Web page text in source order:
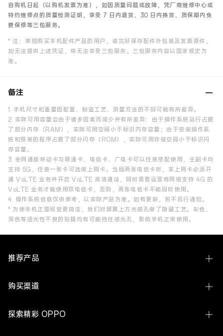
自购机日起（以购机发票为准），如因质量问题或故障，凭厂商维修中心或
特约维修点的质量检测证明，享受 7 日内退货、30 日内换货、质保期内免
费保修等三包服务。
* 注：单独购买手机配件产品的用户，请完好保存配件外包装及发票原件，
如无法提供上述凭证，将无法享受三包服务。三包服务内容以国家规定为
准。
备注
1. 手机尺寸和重量因配置、制造工艺、测量方法的不同可能有所差异。
2. 实际可用容量会由于诸多因素而减少并有所差异：由于操作系统运行占据
了部分内存（RAM），实际可用空间小于标识内存容量；由于安装操作系
统和预装的程序占据了部分闪存（ROM），实际可用存储空间小于标识闪
存容量。
3. 全网通版移动卡与联通卡、电信卡、广电卡可以任意搭配使用，主副卡均
支持 5G，任意一张卡可选做上网卡。当插两张电信卡时，非上网卡必须开
通 VoLTE 业务并开启 VoLTE 高清通话，同时需要运营商网络支持 4G 的
VoLTE 业务才能使用双电信卡，否则，两张电信卡不能同时使用。
4. 操作系统信息仅供参考，以实际产品为准。如有更新，恕不另行通知。
* 为使手机正面视觉更简洁，我们对屏幕上方光感孔做了隐藏工艺。彩色、
深色等透光性不良的贴膜均有可能挡住感光孔，影响手机正常使用。
推荐产品
Find N6
购买渠道
线下体验店
探索精彩 OPPO